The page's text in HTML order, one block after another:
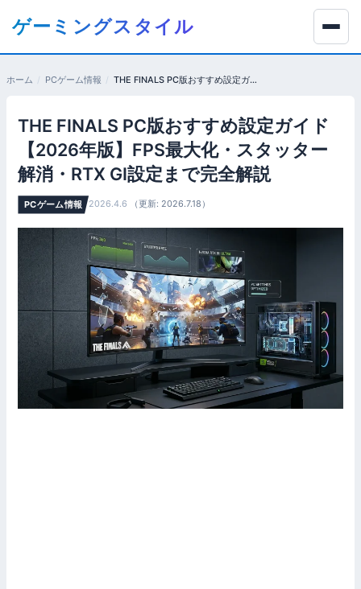
ツ
ゲーミングスタイル
ホーム PCゲーム情報 THE FINALS PC版おすすめ設定ガイド【2026年版】FPS最大化・スタッター解消・RTX GI設定まで完全解説
THE FINALS PC版おすすめ設定ガイド
【2026年版】FPS最大化・スタッター
解消・RTX GI設定まで完全解説
PCゲーム情報 2026.4.6 （更新: 2026.7.18）